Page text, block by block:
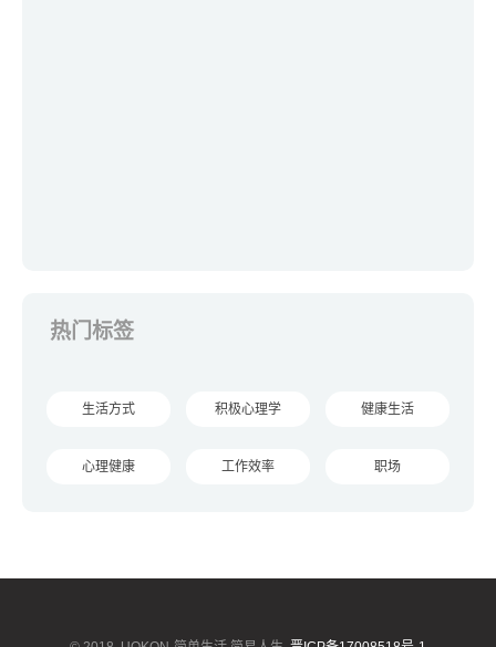
热门标签
生活方式 积极心理学 健康生活
心理健康 工作效率 职场